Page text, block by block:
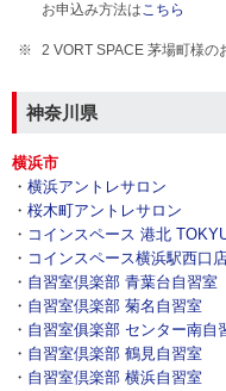
お申込み方法はこちら
2 VORT SPACE 茅場町様の
神奈川県
横浜市
・ 横浜アントレサロン
・ 桜木町アントレサロン
・ コインスペース 港北
・ コインスペース横浜駅西口
・ 自習室倶楽部 青葉台自習室
・ 自習室倶楽部 菊名自習室
・ 自習室俱楽部 センター南自
・ 自習室倶楽部 鶴見自習室
・ 自習室倶楽部 横浜自習室